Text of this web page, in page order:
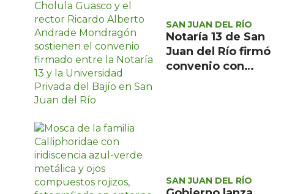
SAN JUAN DEL RÍO
Notaría 13 de San
Juan del Río firmó
convenio con
SAN JUAN DEL RÍO